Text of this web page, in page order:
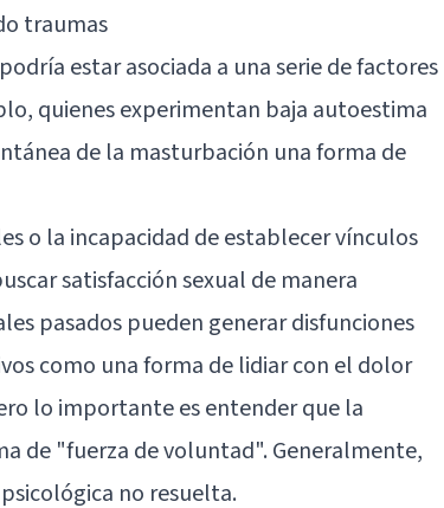
traumas
estar asociada a una serie de factores
quienes experimentan baja autoestima
de la masturbación una forma de
o la incapacidad de establecer vínculos
satisfacción sexual de manera
pasados pueden generar disfunciones
como una forma de lidiar con el dolor
lo importante es entender que la
de "fuerza de voluntad". Generalmente,
no resuelta.